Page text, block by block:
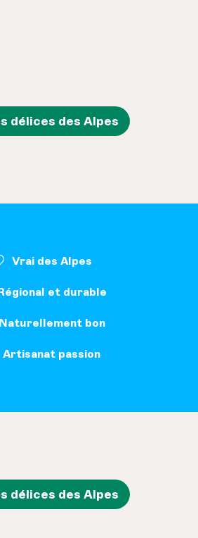
de relief. Confectionné dans une
délices des Alpes
Vrai des Alpes
et durable
Naturellement bon
Artisanat passion
délices des Alpes